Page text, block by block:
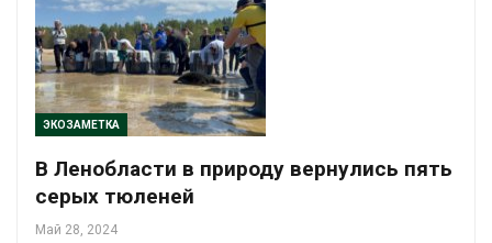
ЭКОЗАМЕТКА
В Ленобласти в природу вернулись пять
серых тюленей
Май 28, 2024